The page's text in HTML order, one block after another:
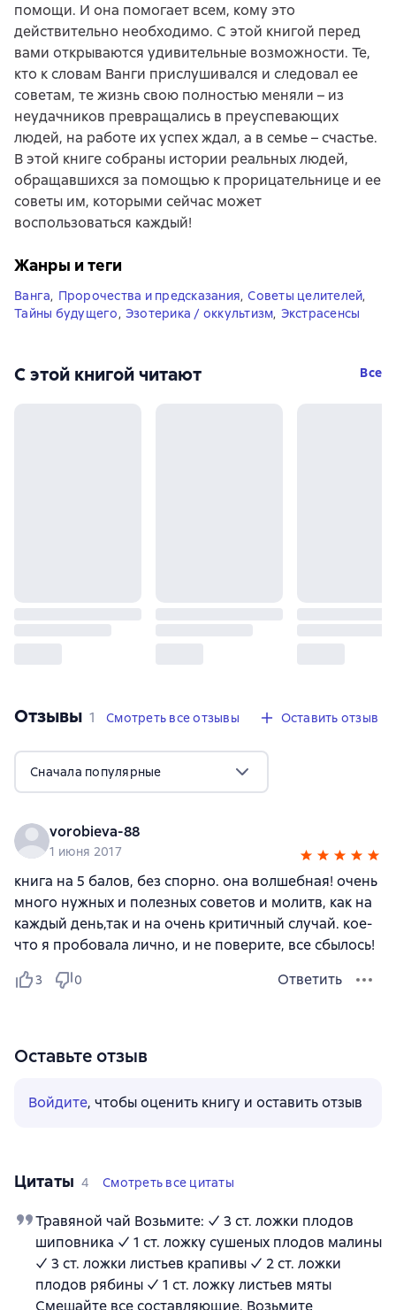
помощи. И она помогает всем, кому это
действительно необходимо. С этой книгой перед
вами открываются удивительные возможности. Те,
кто к словам Ванги прислушивался и следовал ее
советам, те жизнь свою полностью меняли – из
неудачников превращались в преуспевающих
людей, на работе их успех ждал, а в семье – счастье.
В этой книге собраны истории реальных людей,
обращавшихся за помощью к прорицательнице и ее
советы им, которыми сейчас может
воспользоваться каждый!
Жанры и теги
Ванга, Пророчества и предсказания, Советы целителей,
Тайны будущего, Эзотерика / оккультизм, Экстрасенсы
С этой книгой читают Все
Отзывы 1 отзыв
1 Смотреть все отзывы Оставить отзыв
Сначала популярные
vorobieva-88
1 июня 2017
книга на 5 балов, без спорно. она волшебная! очень
много нужных и полезных советов и молитв, как на
каждый день,так и на очень критичный случай. кое-
что я пробовала лично, и не поверите, все сбылось!
3 0 Ответить
Оставьте отзыв
Войдите, чтобы оценить книгу и оставить отзыв
Цитаты 4 Смотреть все цитаты
Травяной чай Возьмите: ✓ 3 ст. ложки плодов
шиповника ✓ 1 ст. ложку сушеных плодов малины
✓ 3 ст. ложки листьев крапивы ✓ 2 ст. ложки
плодов рябины ✓ 1 ст. ложку листьев мяты